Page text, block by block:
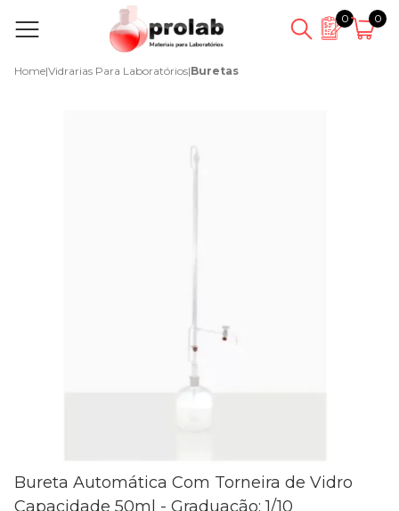
0 0
Home|Vidrarias Para Laboratórios|Buretas
Bureta Automática Com Torneira de Vidro
Capacidade 50ml - Graduação: 1/10